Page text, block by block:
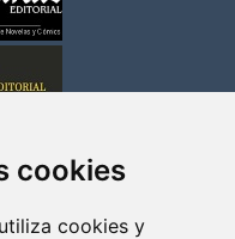
cookies
cookies y